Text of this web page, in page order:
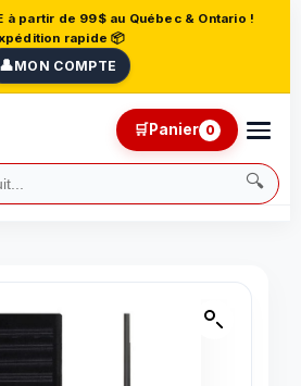
à partir de 99$ au Québec & Ontario !
rapide 📦
👤MON COMPTE
🔍
🛒Panier 0